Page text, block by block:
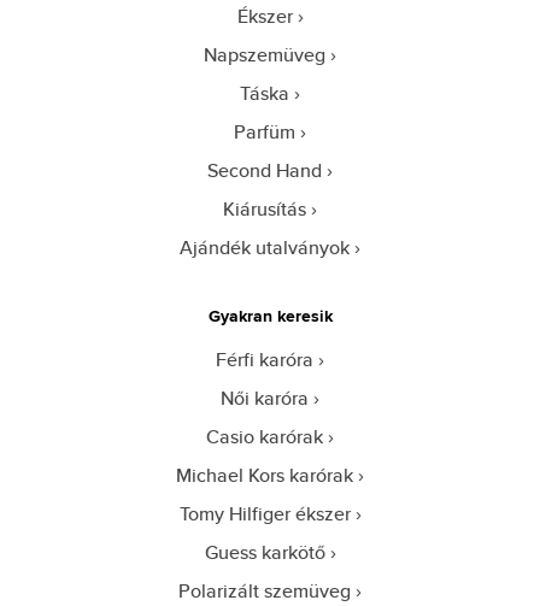
Ékszer
Napszemüveg
Táska
Parfüm
Second Hand
Kiárusítás
Ajándék utalványok
Gyakran keresik
Férfi karóra
Női karóra
Casio karórak
Michael Kors karórak
Tomy Hilfiger ékszer
Guess karkötő
Polarizált szemüveg